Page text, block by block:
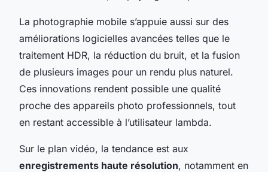
La photographie mobile s’appuie aussi sur des
améliorations logicielles avancées telles que le
traitement HDR, la réduction du bruit, et la fusion
de plusieurs images pour un rendu plus naturel.
Ces innovations rendent possible une qualité
proche des appareils photo professionnels, tout
en restant accessible à l’utilisateur lambda.
Sur le plan vidéo, la tendance est aux
enregistrements haute résolution, notamment en